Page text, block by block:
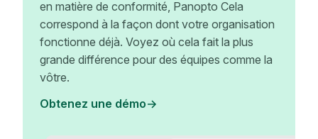
en matière de conformité, Panopto Cela
correspond à la façon dont votre organisation
fonctionne déjà. Voyez où cela fait la plus
grande différence pour des équipes comme la
vôtre.
Obtenez une démo